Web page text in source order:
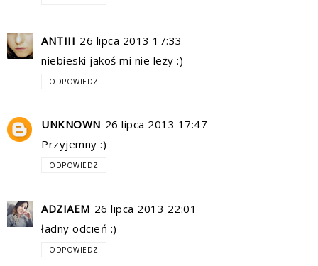
ANTIII 26 lipca 2013 17:33
niebieski jakoś mi nie leży :)
ODPOWIEDZ
UNKNOWN 26 lipca 2013 17:47
Przyjemny :)
ODPOWIEDZ
ADZIAEM 26 lipca 2013 22:01
ładny odcień :)
ODPOWIEDZ